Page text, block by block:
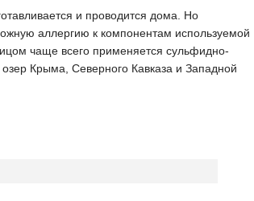
и проводится дома. Но
аллергию к компонентам используемой
чаще всего применяется сульфидно-
Крыма, Северного Кавказа и Западной